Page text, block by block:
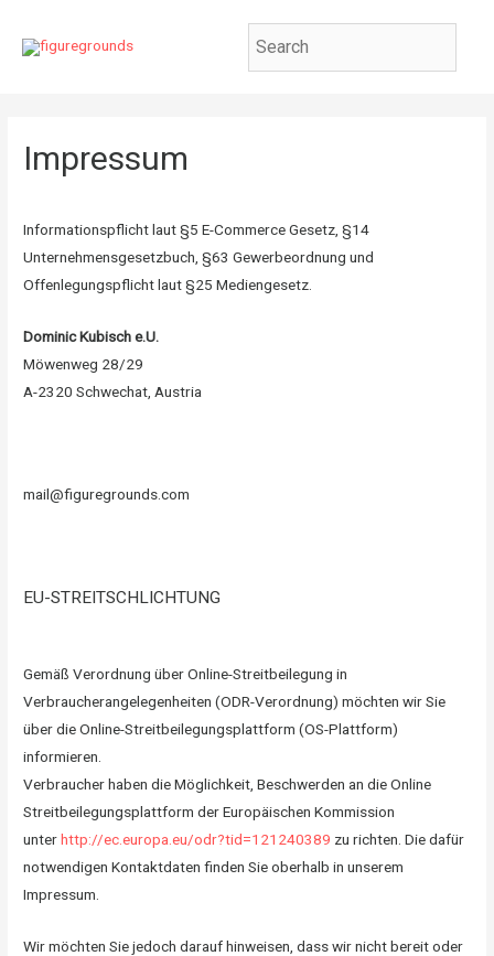
Impressum
Informationspflicht laut §5 E-Commerce Gesetz, §14
Unternehmensgesetzbuch, §63 Gewerbeordnung und
Offenlegungspflicht laut §25 Mediengesetz.
Dominic Kubisch e.U.
Möwenweg 28/29
A-2320 Schwechat, Austria
mail@figuregrounds.com
EU-STREITSCHLICHTUNG
Gemäß Verordnung über Online-Streitbeilegung in
Verbraucherangelegenheiten (ODR-Verordnung) möchten wir Sie
über die Online-Streitbeilegungsplattform (OS-Plattform)
informieren.
Verbraucher haben die Möglichkeit, Beschwerden an die Online
Streitbeilegungsplattform der Europäischen Kommission
unterhttp://ec.europa.eu/odr?tid=121240389 zu richten. Die dafür
notwendigen Kontaktdaten finden Sie oberhalb in unserem
Impressum.
Wir möchten Sie jedoch darauf hinweisen, dass wir nicht bereit oder